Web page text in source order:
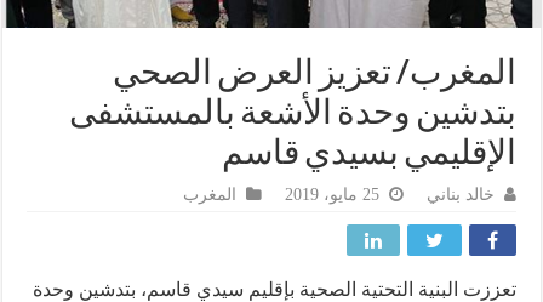
تعزيز العرض الصحي
وحدة الأشعة بالمستشفى
بسيدي قاسم
خالد بناني المغرب
البنية التحتية الصحية بإقليم سيدي قاسم، بتدشين وحدة